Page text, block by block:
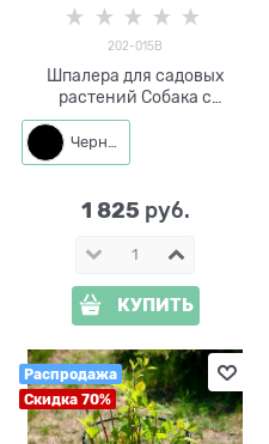
202-015B
Шпалера для садовых
растений Собака с
бабочкой 202-015 h=110 см
Черный
1 825 руб.
КУПИТЬ
Распродажа
Скидка 70%